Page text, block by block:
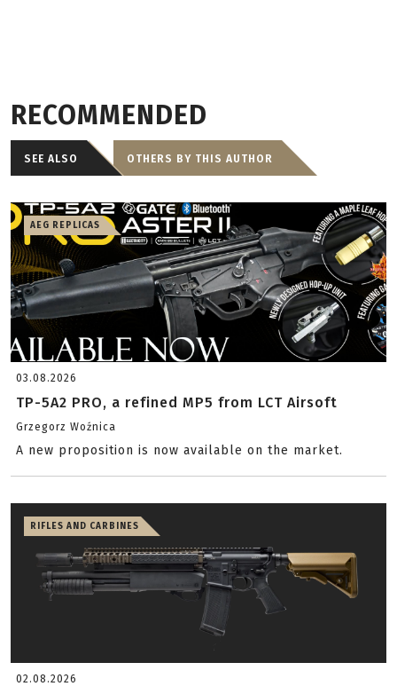
RECOMMENDED
SEE ALSO OTHERS BY THIS AUTHOR
AEG REPLICAS
03.08.2026
TP-5A2 PRO, a refined MP5 from LCT Airsoft
Grzegorz Woźnica
A new proposition is now available on the market.
RIFLES AND CARBINES
02.08.2026